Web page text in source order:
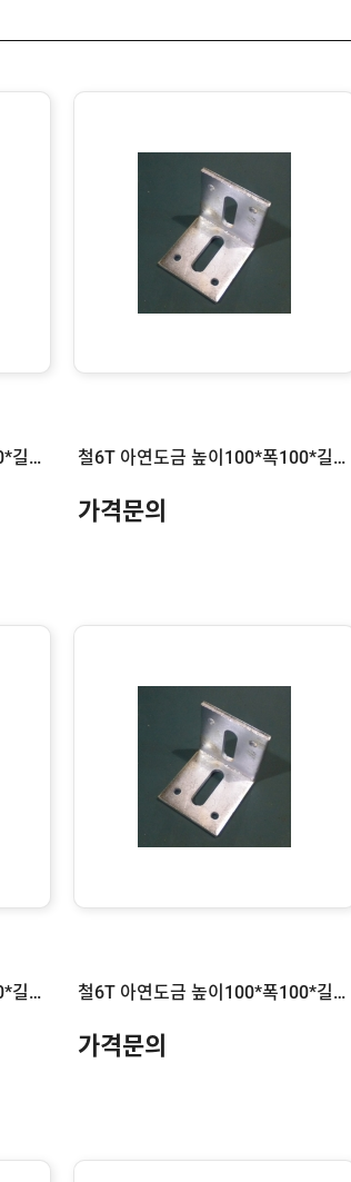
철6T 아연도금 높이100*폭100*길이300 철6T 아연도금 높이100*폭100*길이250
가격문의
철6T 아연도금 높이100*폭100*길이150 철6T 아연도금 높이100*폭100*길이120
가격문의